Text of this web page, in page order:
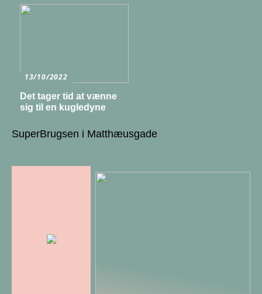
13/10/2022
Det tager tid at vænne
sig til en kugledyne
SuperBrugsen i Matthæusgade